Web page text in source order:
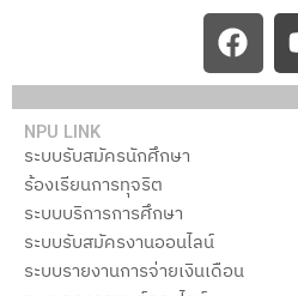
F
a
c
e
NPU LINK
ระบบรับสมัครนักศึกษา
ร้องเรียนการทุจริต
ระบบบริการการศึกษา
ระบบรับสมัครงานออนไลน์
ระบบรายงานการจ่ายเงินเดือน